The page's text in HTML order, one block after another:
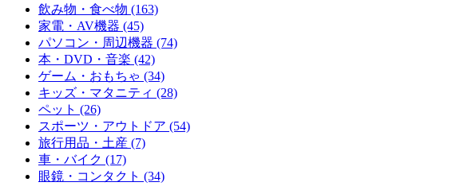
飲み物・食べ物 (163)
家電・AV機器 (45)
パソコン・周辺機器 (74)
本・DVD・音楽 (42)
ゲーム・おもちゃ (34)
キッズ・マタニティ (28)
ペット (26)
スポーツ・アウトドア (54)
旅行用品・土産 (7)
車・バイク (17)
眼鏡・コンタクト (34)